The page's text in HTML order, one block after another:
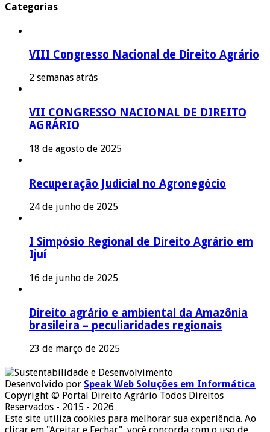
Categorias
VIII Congresso Nacional de Direito Agrário
2 semanas atrás
VII CONGRESSO NACIONAL DE DIREITO
AGRÁRIO
18 de agosto de 2025
Recuperação Judicial no Agronegócio
24 de junho de 2025
I Simpósio Regional de Direito Agrário em
Ijuí
16 de junho de 2025
Direito agrário e ambiental da Amazônia
brasileira – peculiaridades regionais
23 de março de 2025
Desenvolvido por Speak Web Soluções em Informática
Copyright © Portal Direito Agrário Todos Direitos
Reservados - 2015 - 2026
Este site utiliza cookies para melhorar sua experiência. Ao